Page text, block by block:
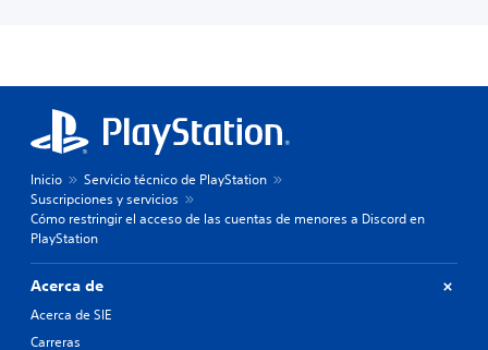
Inicio
Servicio técnico de PlayStation
Suscripciones y servicios
Cómo restringir el acceso de las cuentas de menores a Discord en
PlayStation
Acerca de
Acerca de SIE
Carreras